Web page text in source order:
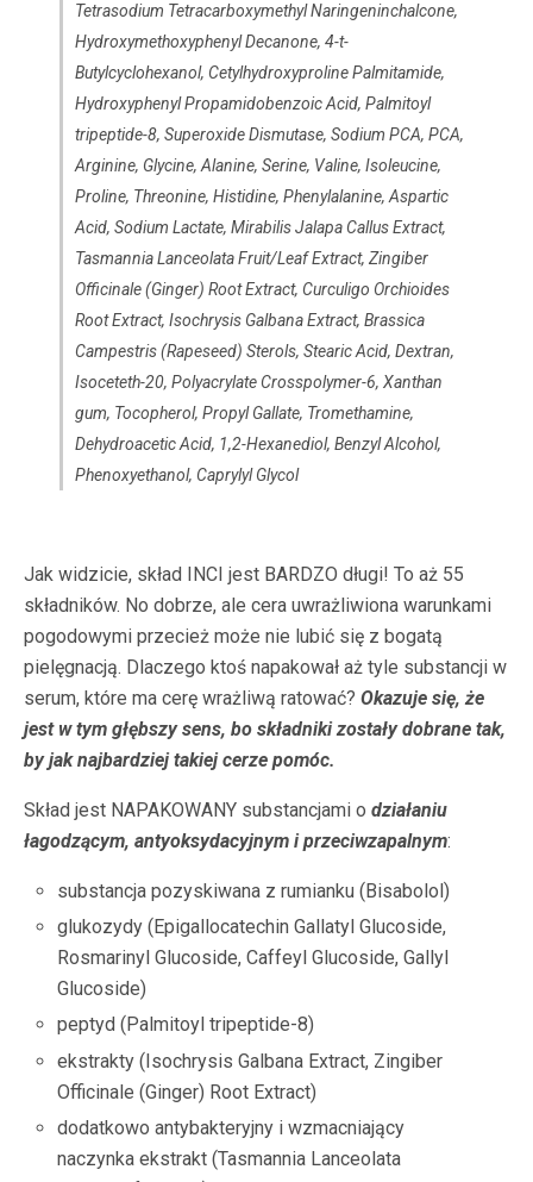
Tetrasodium Tetracarboxymethyl Naringeninchalcone,
Hydroxymethoxyphenyl Decanone, 4-t-
Butylcyclohexanol, Cetylhydroxyproline Palmitamide,
Hydroxyphenyl Propamidobenzoic Acid, Palmitoyl
tripeptide-8, Superoxide Dismutase, Sodium PCA, PCA,
Arginine, Glycine, Alanine, Serine, Valine, Isoleucine,
Proline, Threonine, Histidine, Phenylalanine, Aspartic
Acid, Sodium Lactate, Mirabilis Jalapa Callus Extract,
Tasmannia Lanceolata Fruit/Leaf Extract, Zingiber
Officinale (Ginger) Root Extract, Curculigo Orchioides
Root Extract, Isochrysis Galbana Extract, Brassica
Campestris (Rapeseed) Sterols, Stearic Acid, Dextran,
Isoceteth-20, Polyacrylate Crosspolymer-6, Xanthan
gum, Tocopherol, Propyl Gallate, Tromethamine,
Dehydroacetic Acid, 1,2-Hexanediol, Benzyl Alcohol,
Phenoxyethanol, Caprylyl Glycol
Jak widzicie, skład INCI jest BARDZO długi! To aż 55
składników. No dobrze, ale cera uwrażliwiona warunkami
pogodowymi przecież może nie lubić się z bogatą
pielęgnacją. Dlaczego ktoś napakował aż tyle substancji w
serum, które ma cerę wrażliwą ratować? Okazuje się, że
jest w tym głębszy sens, bo składniki zostały dobrane tak,
by jak najbardziej takiej cerze pomóc.
Skład jest NAPAKOWANY substancjami o działaniu
łagodzącym, antyoksydacyjnym i przeciwzapalnym:
substancja pozyskiwana z rumianku (Bisabolol)
glukozydy (Epigallocatechin Gallatyl Glucoside,
Rosmarinyl Glucoside, Caffeyl Glucoside, Gallyl
Glucoside)
peptyd (Palmitoyl tripeptide-8)
ekstrakty (Isochrysis Galbana Extract, Zingiber
Officinale (Ginger) Root Extract)
dodatkowo antybakteryjny i wzmacniający
naczynka ekstrakt (Tasmannia Lanceolata